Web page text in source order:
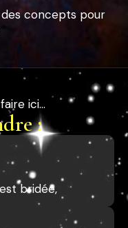
des concepts pour
ici…
:
bridée,